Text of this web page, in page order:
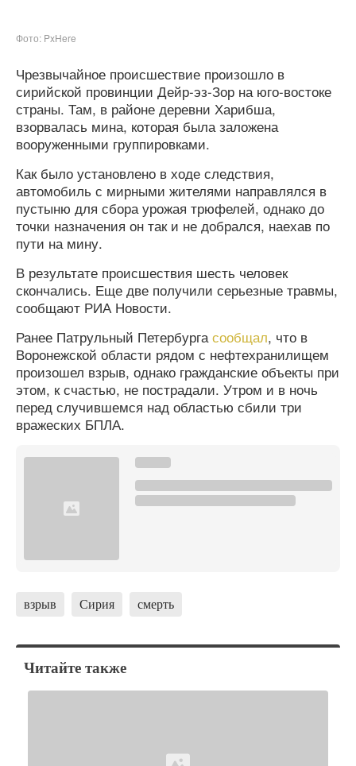
Фото: PxHere
Чрезвычайное происшествие произошло в
сирийской провинции Дейр-эз-Зор на юго-востоке
страны. Там, в районе деревни Харибша,
взорвалась мина, которая была заложена
вооруженными группировками.
Как было установлено в ходе следствия,
автомобиль с мирными жителями направлялся в
пустыню для сбора урожая трюфелей, однако до
точки назначения он так и не добрался, наехав по
пути на мину.
В результате происшествия шесть человек
скончались. Еще две получили серьезные травмы,
сообщают РИА Новости.
Ранее Патрульный Петербургасообщал, что в
Воронежской области рядом с нефтехранилищем
произошел взрыв, однако гражданские объекты при
этом, к счастью, не пострадали. Утром и в ночь
перед случившемся над областью сбили три
вражеских БПЛА.
взрыв Сирия смерть
Читайте также